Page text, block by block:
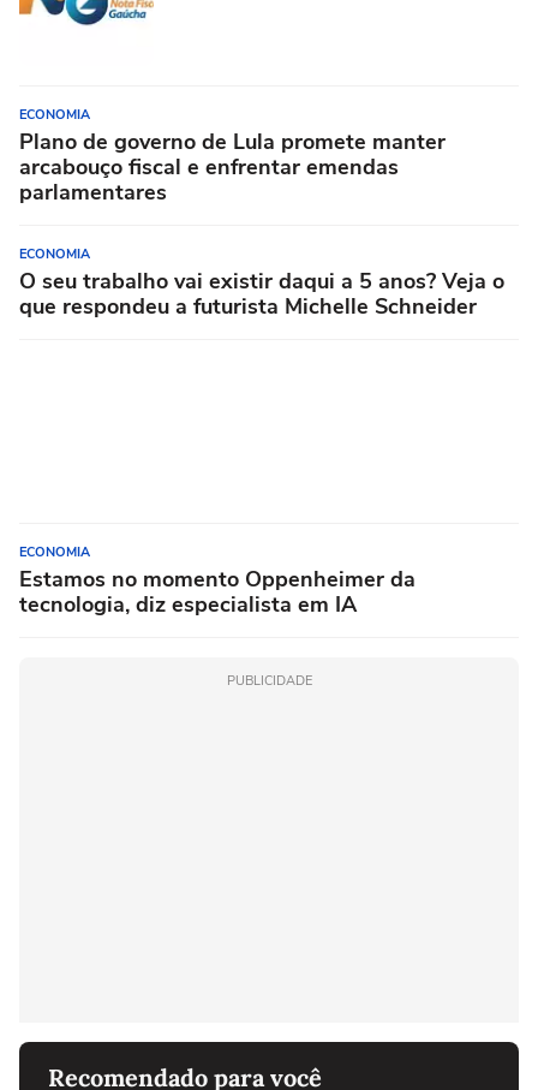
ECONOMIA
Plano de governo de Lula promete manter
arcabouço fiscal e enfrentar emendas
parlamentares
ECONOMIA
O seu trabalho vai existir daqui a 5 anos? Veja o
que respondeu a futurista Michelle Schneider
ECONOMIA
Estamos no momento Oppenheimer da
tecnologia, diz especialista em IA
PUBLICIDADE
Recomendado para você